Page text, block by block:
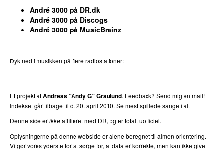
Outkast featuring Slimm Calhoun
Eastside Boyz&Mello–Last Call
André 3000
19. Outkast–Life Is Like a Musical
19. Outkast–Ms. Jackson (Instrumental)
tirs 15. sep 2015
Komponist: André Lauren Benjamin
19. Ed Sheeran featuring Eminem&50 Cent–
André 3000 på DR.dk
André 3000 på Discogs
André 3000 på MusicBrainz
Dyk ned i musikken på flere radiostationer:
Et projekt afAndreas “Andy G” Graulund. Feedback? Send mig en mail!
Indekset går tilbage til d. 20. april 2010.Se mest spillede sange i alt
Denne side erikkeaffilieret med DR, og er totalt uofficiel.
Oplysningerne på denne webside er alene beregnet til almen orientering.
Vi gør vores yderste for at sørge for, at data er korrekte, men kan ikke give